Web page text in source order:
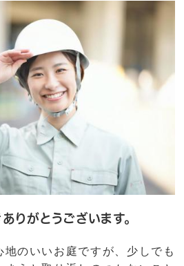
りがとうございます。
のいいお庭ですが、少しでも